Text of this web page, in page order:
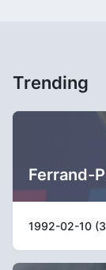
Trending
Ferrand-
1992-02-10